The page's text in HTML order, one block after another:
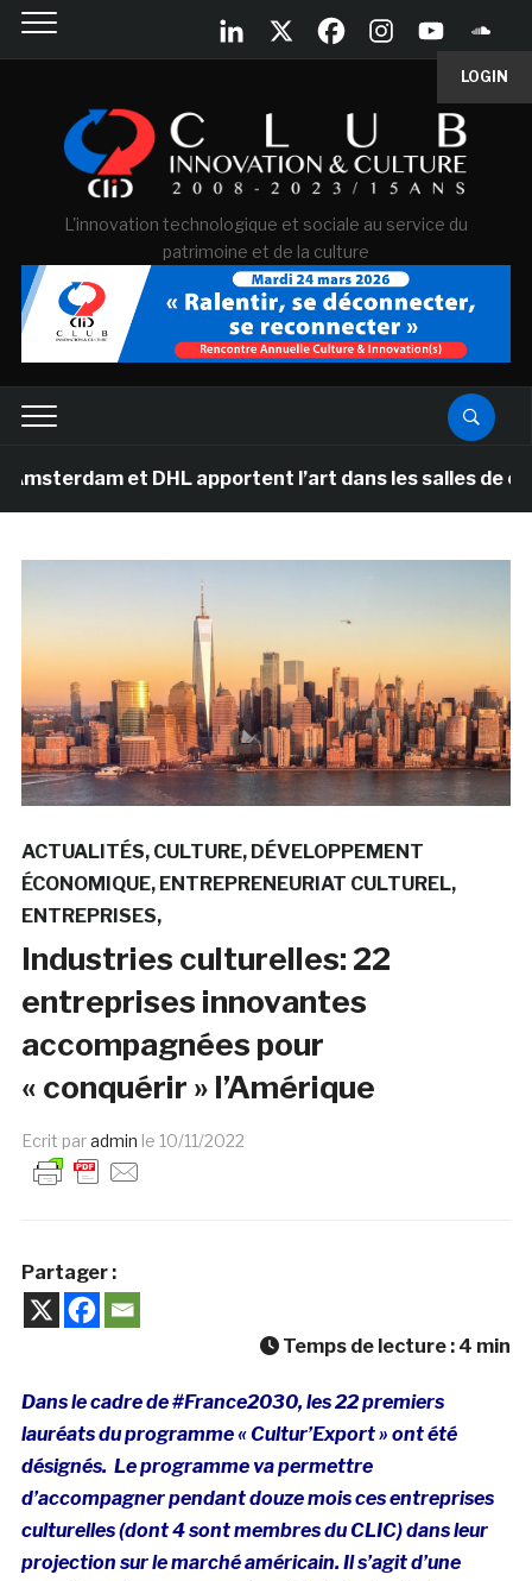
LOGIN
L'innovation technologique et sociale au service du
patrimoine et de la culture
et DHL apportent l’art dans les salles de classe
ACTUALITÉS CULTURE DÉVELOPPEMENT
ÉCONOMIQUE ENTREPRENEURIAT CULTUREL
ENTREPRISES
Industries culturelles: 22
entreprises innovantes
accompagnées pour
« conquérir » l’Amérique
Ecrit paradmin le 10/11/2022
Partager :
Temps de lecture : 4 min
Dans le cadre de #France2030, les 22 premiers
lauréats du programme « Cultur’Export » ont été
désignés. Le programme va permettre
d’accompagner pendant douze mois ces entreprises
culturelles (dont 4 sont membres du CLIC) dans leur
projection sur le marché américain. Il s’agit d’une